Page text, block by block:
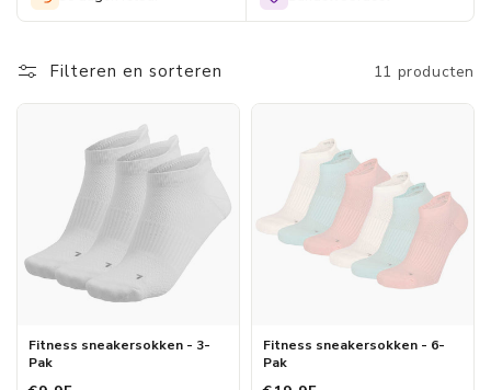
trainingssessie. Ervaar het ultieme comfort en de ondersteuning
Filteren en sorteren 11 producten
Fitness sneakersokken - 3-
Pak
Fitness sneakersokken - 6-
Pak